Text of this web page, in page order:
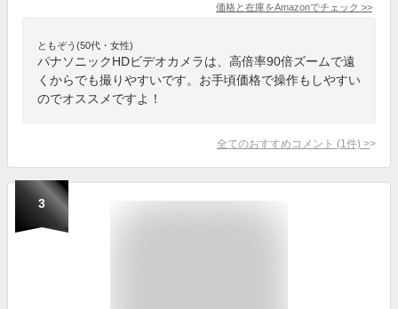
価格と在庫をAmazonでチェック >>
ともぞう(50代・女性)
パナソニックHDビデオカメラは、高倍率90倍ズームで遠
くからでも撮りやすいです。お手頃価格で操作もしやすい
のでオススメですよ！
全てのおすすめコメント (1 件) >
3